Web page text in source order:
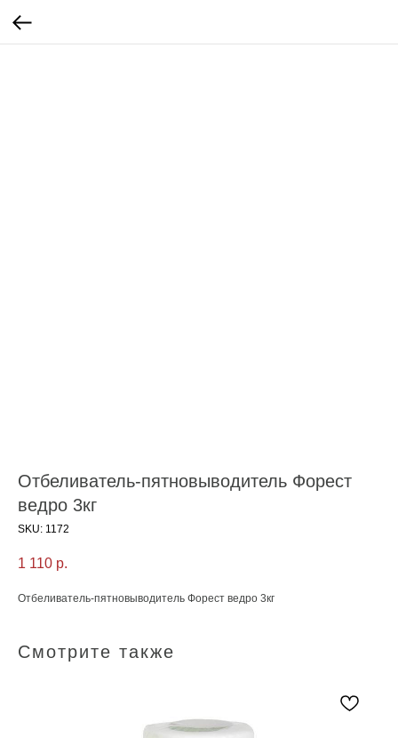
Отбеливатель-пятновыводитель Форест
ведро 3кг
SKU: 1172
1 110 р.
Отбеливатель-пятновыводитель Форест ведро 3кг
Смотрите также